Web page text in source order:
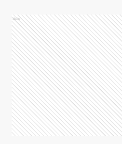
Ads